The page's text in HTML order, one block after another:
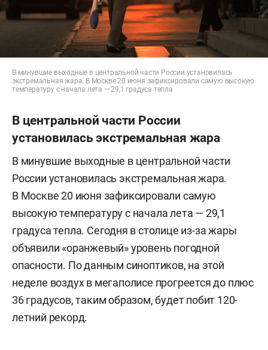
В минувшие выходные в центральной части России установилась
экстремальная жара. В Москве 20 июня зафиксировали самую высокую
температуру с начала лета — 29,1 градуса тепла
В центральной части России
установилась экстремальная жара
В минувшие выходные в центральной части
России установилась экстремальная жара.
В Москве 20 июня зафиксировали самую
высокую температуру с начала лета — 29,1
градуса тепла. Сегодня в столице из-за жары
объявили «оранжевый» уровень погодной
опасности. По данным синоптиков, на этой
неделе воздух в мегаполисе прогреется до плюс
36 градусов, таким образом, будет побит 120-
летний рекорд.